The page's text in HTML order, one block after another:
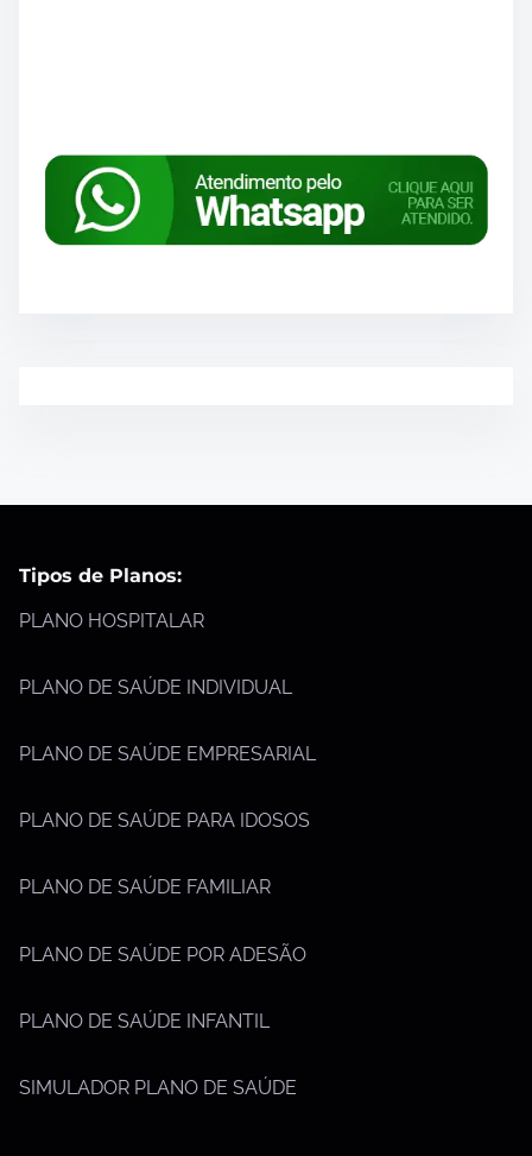
Tipos de Planos:
PLANO HOSPITALAR
PLANO DE SAÚDE INDIVIDUAL
PLANO DE SAÚDE EMPRESARIAL
PLANO DE SAÚDE PARA IDOSOS
PLANO DE SAÚDE FAMILIAR
PLANO DE SAÚDE POR ADESÃO
PLANO DE SAÚDE INFANTIL
SIMULADOR PLANO DE SAÚDE